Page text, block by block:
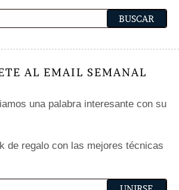
AL EMAIL SEMANAL
una palabra interesante con su
de regalo con las mejores técnicas